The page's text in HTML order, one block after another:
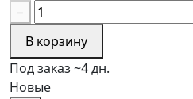
−
В корзину
Под заказ ~4 дн.
Новые